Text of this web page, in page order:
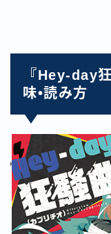
『Hey-day
味•読み方